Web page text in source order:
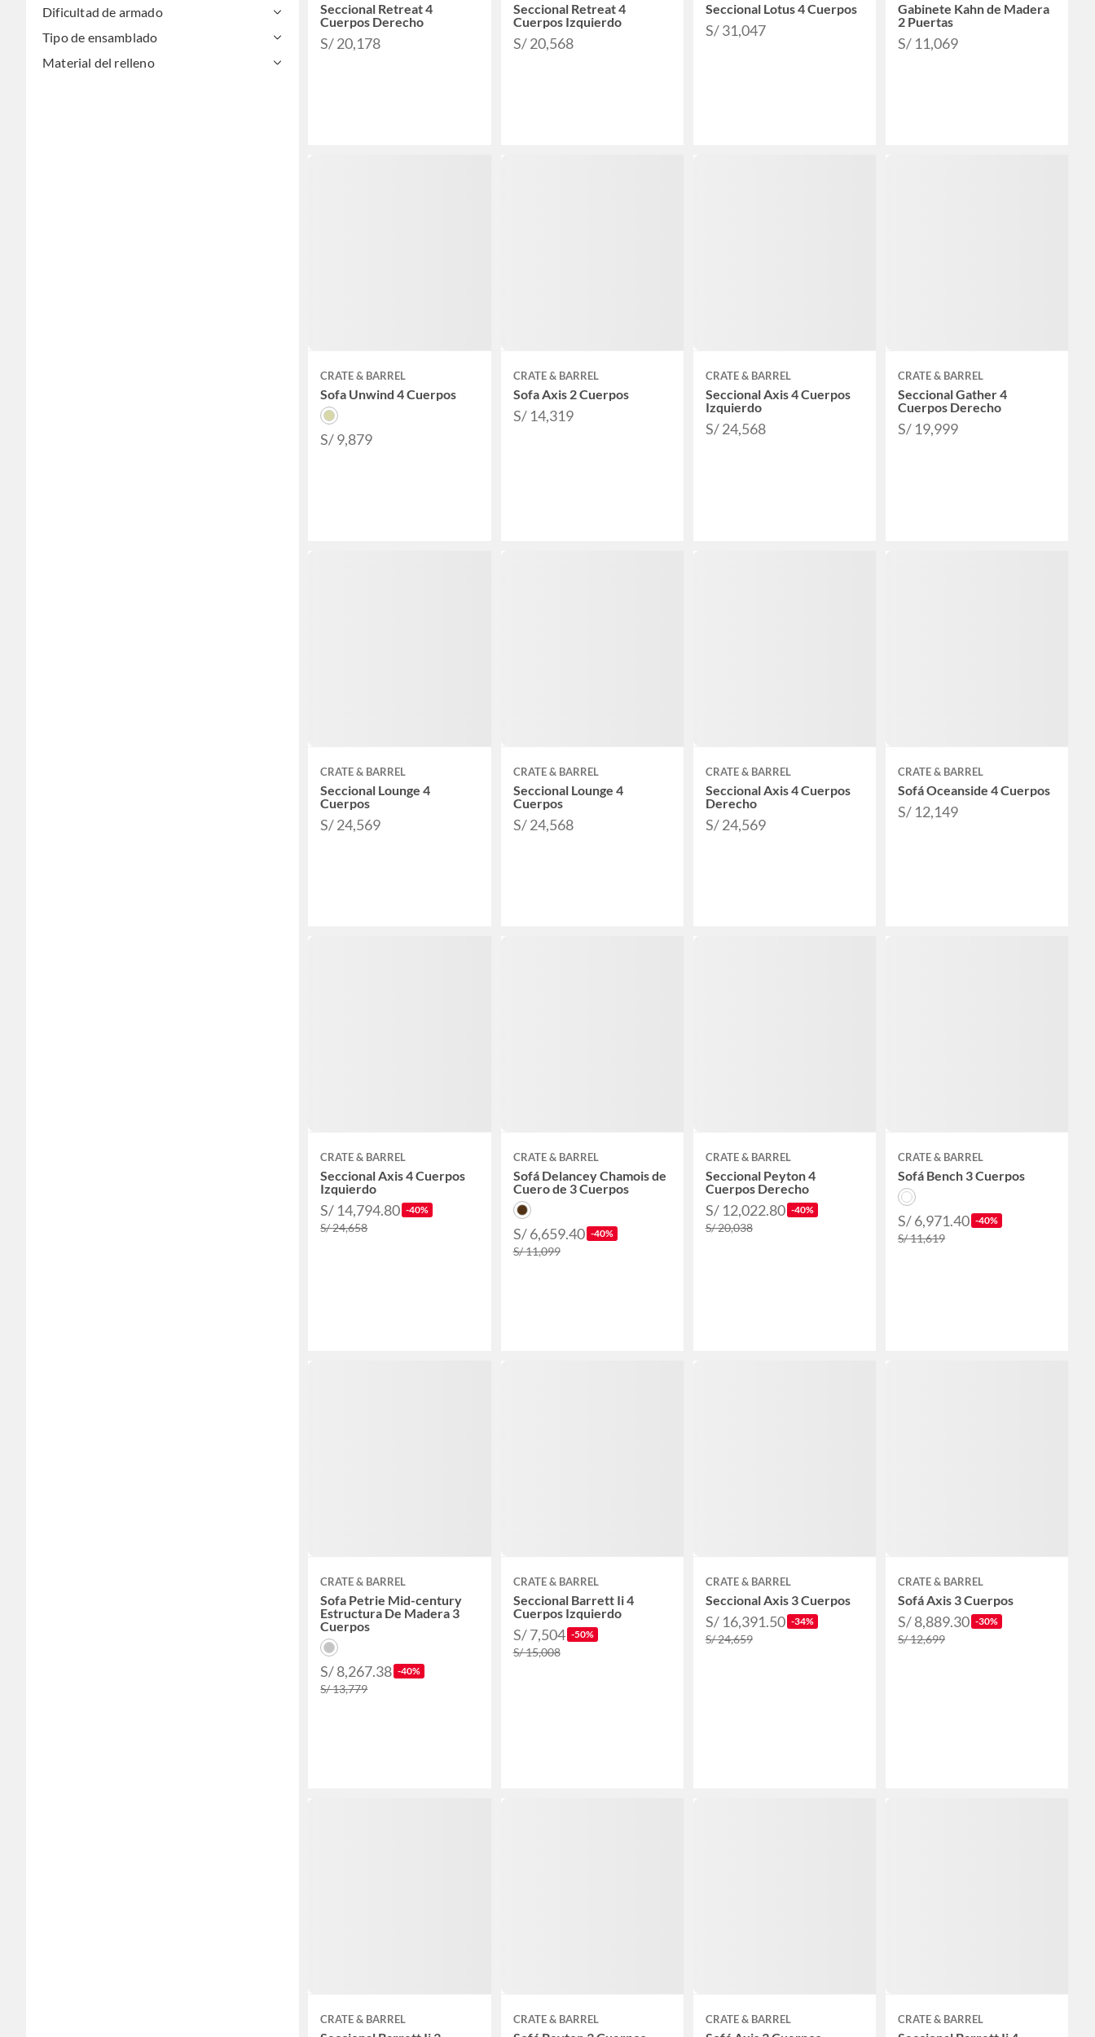
Dificultad de armado
Tipo de ensamblado
Material del relleno
Seccional Retreat 4
Cuerpos Derecho
S/ 20,178
Seccional Retreat 4
Cuerpos Izquierdo
S/ 20,568
Seccional Lotus 4 Cuerpos
S/ 31,047
Gabinete Kahn de Madera
2 Puertas
S/ 11,069
CRATE & BARREL
Sofa Unwind 4 Cuerpos
S/ 9,879
CRATE & BARREL
Sofa Axis 2 Cuerpos
S/ 14,319
CRATE & BARREL
Seccional Axis 4 Cuerpos
Izquierdo
S/ 24,568
CRATE & BARREL
Seccional Gather 4
Cuerpos Derecho
S/ 19,999
CRATE & BARREL
Seccional Lounge 4
Cuerpos
S/ 24,569
CRATE & BARREL
Seccional Lounge 4
Cuerpos
S/ 24,568
CRATE & BARREL
Seccional Axis 4 Cuerpos
Derecho
S/ 24,569
CRATE & BARREL
Sofá Oceanside 4 Cuerpos
S/ 12,149
CRATE & BARREL
Seccional Axis 4 Cuerpos
Izquierdo
S/ 14,794.80 -40%
S/ 24,658
CRATE & BARREL
Sofá Delancey Chamois de
Cuero de 3 Cuerpos
S/ 6,659.40 -40%
S/ 11,099
CRATE & BARREL
Seccional Peyton 4
Cuerpos Derecho
S/ 12,022.80 -40%
S/ 20,038
CRATE & BARREL
Sofá Bench 3 Cuerpos
S/ 6,971.40 -40%
S/ 11,619
CRATE & BARREL
Sofa Petrie Mid-century
Estructura De Madera 3
Cuerpos
S/ 8,267.38 -40%
S/ 13,779
CRATE & BARREL
Seccional Barrett Ii 4
Cuerpos Izquierdo
S/ 7,504 -50%
S/ 15,008
CRATE & BARREL
Seccional Axis 3 Cuerpos
S/ 16,391.50 -34%
S/ 24,659
CRATE & BARREL
Sofá Axis 3 Cuerpos
S/ 8,889.30 -30%
S/ 12,699
CRATE & BARREL CRATE & BARREL CRATE & BARREL CRATE & BARREL